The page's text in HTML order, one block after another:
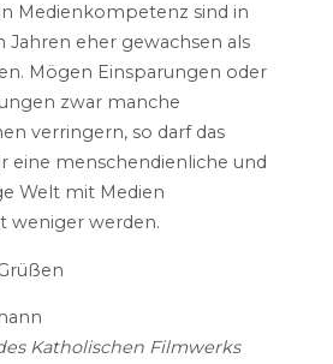
Medienkompetenz sind in
Jahren eher gewachsen als
Mögen Einsparungen oder
zwar manche
verringern, so darf das
eine menschendienliche und
Welt mit Medien
weniger werden.
Katholischen Filmwerks